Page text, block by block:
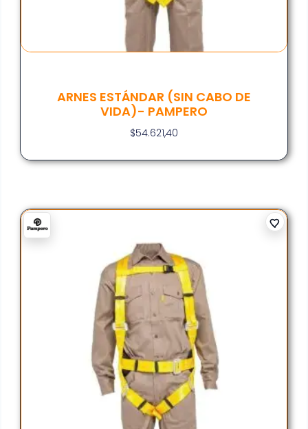
ARNES ESTÁNDAR (SIN CABO DE
VIDA)- PAMPERO
$54.621,40